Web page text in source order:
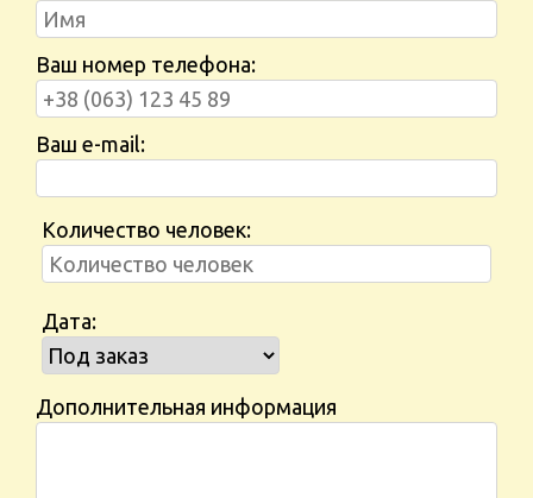
Ваш номер телефона:
Ваш e-mail:
Количество человек:
Дата:
Дополнительная информация